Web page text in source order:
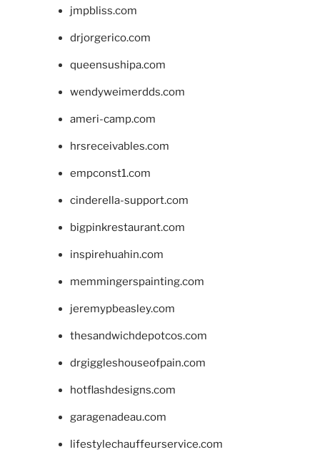
jmpbliss.com
drjorgerico.com
queensushipa.com
wendyweimerdds.com
ameri-camp.com
hrsreceivables.com
empconst1.com
cinderella-support.com
bigpinkrestaurant.com
inspirehuahin.com
memmingerspainting.com
jeremypbeasley.com
thesandwichdepotcos.com
drgiggleshouseofpain.com
hotflashdesigns.com
garagenadeau.com
lifestylechauffeurservice.com